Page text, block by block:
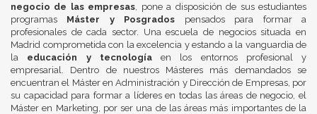
negocio de las empresas , pone a disposición de sus estudiantes
programas Máster y Posgrados pensados para formar a
profesionales de cada sector. Una escuela de negocios situada en
Madrid comprometida con la excelencia y estando a la vanguardia de
la educación y tecnologíaen los entornos profesional y
empresarial. Dentro de nuestros Másteres más demandados se
encuentran el Máster en Administración y Dirección de Empresas, por
su capacidad para formar a líderes en todas las áreas de negocio, el
Máster en Marketing, por ser una de las áreas más importantes de la